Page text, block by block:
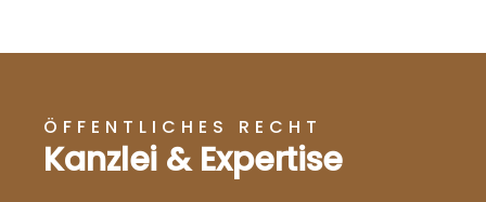
ÖFFENTLICHES RECHT
Kanzlei & Expertise